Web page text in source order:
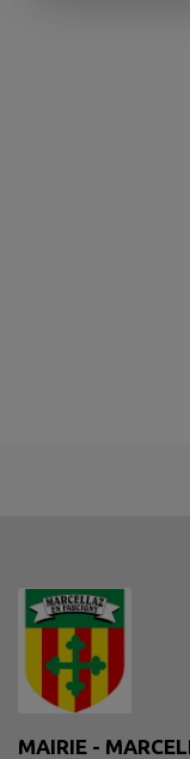
MAIRIE -